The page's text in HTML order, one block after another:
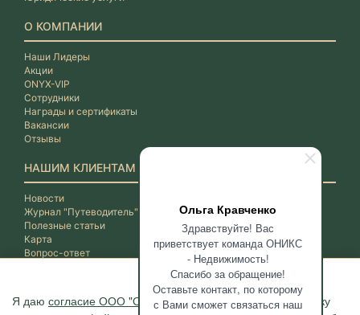
Ольга Кравченко
Здравствуйте! Вас
приветствует команда ОНИКС
- Недвижимость!
Спасибо за обращение!
Оставьте контакт, по которому
с Вами сможет связаться наш
Я даю согласие ООО "ОНИКС-Недвижимость"на обработку
О КОМПАНИИ
Наши Лидеры
Акции
ONYX-VIP
Сотрудники
Награды и сертификаты
Вакансии
Отзывы
НАШИМ КЛИЕНТАМ
Новости
Журнал "Путеводитель"
Полезные статьи
Карта
Вопрос-ответ